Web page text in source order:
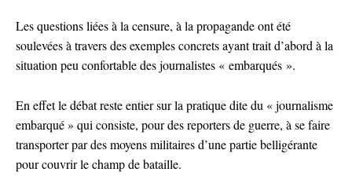
Les questions liées à la censure, à la propagande ont été
soulevées à travers des exemples concrets ayant trait d’abord à la
situation peu confortable des journalistes « embarqués ».
En effet le débat reste entier sur la pratique dite du « journalisme
embarqué » qui consiste, pour des reporters de guerre, à se faire
transporter par des moyens militaires d’une partie belligérante
pour couvrir le champ de bataille.